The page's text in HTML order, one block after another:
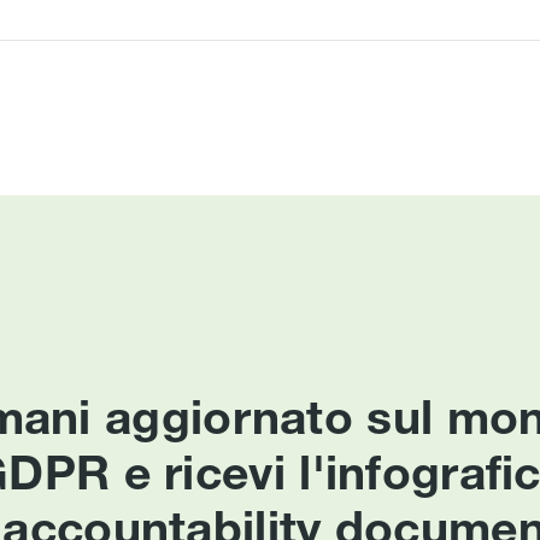
aggiornato sul
e ricevi